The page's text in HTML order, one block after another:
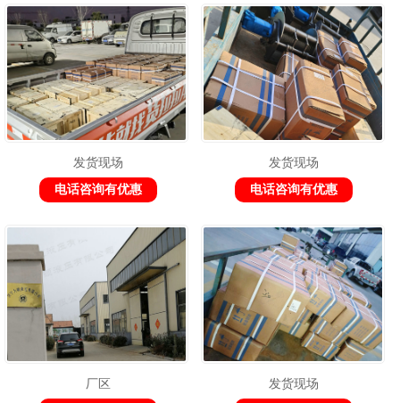
发货现场
电话咨询有优惠
发货现场
电话咨询有优惠
厂区
发货现场